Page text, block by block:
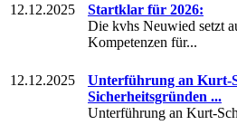
12.12.2025
Startklar für 2026:
Die kvhs Neuwied setzt
Kompetenzen für...
12.12.2025
Unterführung an Kurt-
Sicherheitsgründen ...
Unterführung an Kurt-